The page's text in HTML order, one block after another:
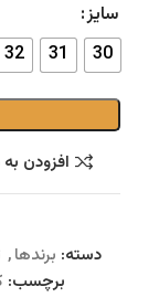
سایز
30
31
32
افزودن
دسته: برندها,
برچسب: